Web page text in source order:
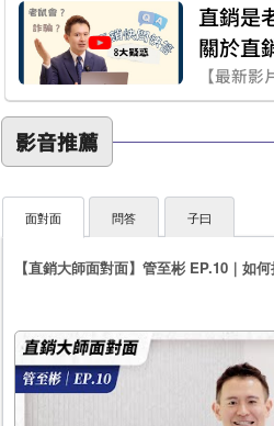
直銷是
關於直
【最新影
影音推薦
面對面
【直銷大師面對面】管至彬 EP.10｜如
問答 子曰